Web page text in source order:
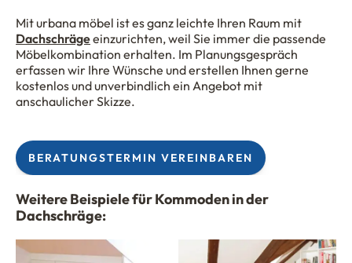
Mit urbana möbel ist es ganz leichte Ihren Raum mit
Dachschrägeeinzurichten, weil Sie immer die passende
Möbelkombination erhalten. Im Planungsgespräch
erfassen wir Ihre Wünsche und erstellen Ihnen gerne
kostenlos und unverbindlich ein Angebot mit
anschaulicher Skizze.
BERATUNGSTERMIN VEREINBAREN
Weitere Beispiele für Kommoden in der
Dachschräge: